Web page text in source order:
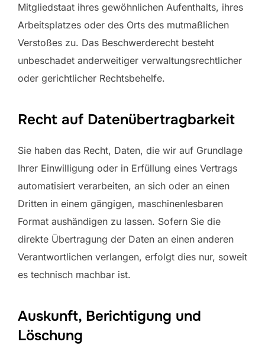
Mitgliedstaat ihres gewöhnlichen Aufenthalts, ihres
Arbeitsplatzes oder des Orts des mutmaßlichen
Verstoßes zu. Das Beschwerderecht besteht
unbeschadet anderweitiger verwaltungsrechtlicher
oder gerichtlicher Rechtsbehelfe.
Recht auf Daten­übertrag­barkeit
Sie haben das Recht, Daten, die wir auf Grundlage
Ihrer Einwilligung oder in Erfüllung eines Vertrags
automatisiert verarbeiten, an sich oder an einen
Dritten in einem gängigen, maschinenlesbaren
Format aushändigen zu lassen. Sofern Sie die
direkte Übertragung der Daten an einen anderen
Verantwortlichen verlangen, erfolgt dies nur, soweit
es technisch machbar ist.
Auskunft, Berichtigung und
Löschung